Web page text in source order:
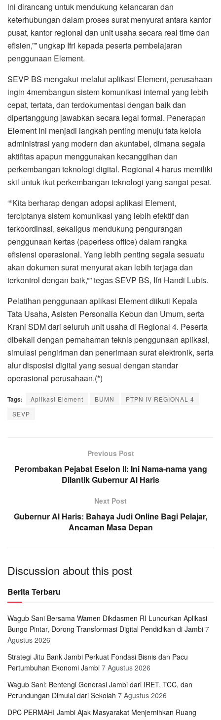
ini dirancang untuk mendukung kelancaran dan
keterhubungan dalam proses surat menyurat antara kantor
pusat, kantor regional dan unit usaha secara real time dan
efisien,”” ungkap Ifri kepada peserta pembelajaran
penggunaan Element.
SEVP BS mengakui melalui aplikasi Element, perusahaan
ingin 4membangun sistem komunikasi internal yang lebih
cepat, tertata, dan terdokumentasi dengan baik dan
dipertanggung jawabkan secara legal formal. Penerapan
Element Ini menjadi langkah penting menuju tata kelola
administrasi yang modern dan akuntabel, dimana segala
aktifitas apapun menggunakan kecanggihan dan
perkembangan teknologi digital. Regional 4 harus memiliki
skil untuk ikut perkembangan teknologi yang sangat pesat.
“”Kita berharap dengan adopsi aplikasi Element,
terciptanya sistem komunikasi yang lebih efektif dan
terkoordinasi, sekaligus mendukung pengurangan
penggunaan kertas (paperless office) dalam rangka
efisiensi operasional. Yang lebih penting segala sesuatu
akan dokumen surat menyurat akan lebih terjaga dan
terkontrol dengan baik,”” tegas SEVP BS, Ifri Handi Lubis.
Pelatihan penggunaan aplikasi Element diikuti Kepala
Tata Usaha, Asisten Personalia Kebun dan Umum, serta
Krani SDM dari seluruh unit usaha di Regional 4. Peserta
dibekali dengan pemahaman teknis penggunaan aplikasi,
simulasi pengiriman dan penerimaan surat elektronik, serta
alur disposisi digital yang sesuai dengan standar
operasional perusahaan.(*)
Tags: Aplikasi Element BUMN
PTPN IV REGIONAL 4
SEVP
Previous Post
Perombakan Pejabat Eselon II: Ini Nama-nama yang
Dilantik Gubernur Al Haris
Next Post
Gubernur Al Haris: Bahaya Judi Online Bagi Pelajar,
Ancaman Masa Depan
Discussion about this post
Berita Terbaru
Wagub Sani Bersama Wamen Dikdasmen RI Luncurkan Aplikasi
Bungo Pintar, Dorong Transformasi Digital Pendidikan di Jambi 7
Agustus 2026
Strategi Jitu Bank Jambi Perkuat Fondasi Bisnis dan Pacu
Pertumbuhan Ekonomi Jambi 7 Agustus 2026
Wagub Sani: Bentengi Generasi Jambi dari IRET, TCC, dan
Perundungan Dimulai dari Sekolah 7 Agustus 2026
DPC PERMAHI Jambi Ajak Masyarakat Menjernihkan Ruang